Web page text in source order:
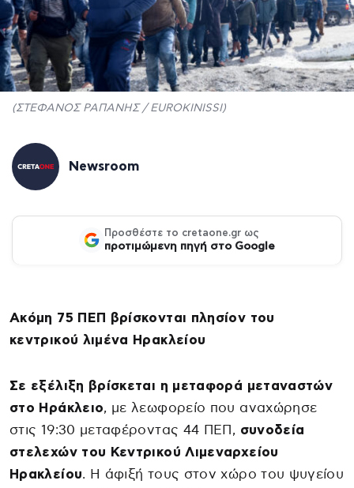
(ΣΤΕΦΑΝΟΣ ΡΑΠΑΝΗΣ / EUROKINISSI)
Newsroom
Προσθέστε το cretaone.gr ως
προτιμώμενη πηγή στο Google
Ακόμη 75 ΠΕΠ βρίσκονται πλησίον του
κεντρικού λιμένα Ηρακλείου
Σε εξέλιξη βρίσκεται η μεταφορά μεταναστών
στο Ηράκλειο, με λεωφορείο που αναχώρησε
στις 19:30 μεταφέροντας 44 ΠΕΠ, συνοδεία
στελεχών του Κεντρικού Λιμεναρχείου
Ηρακλείου. Η άφιξή τους στον χώρο του ψυγείου